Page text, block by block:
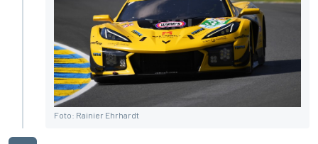
Foto: Rainier Ehrhardt